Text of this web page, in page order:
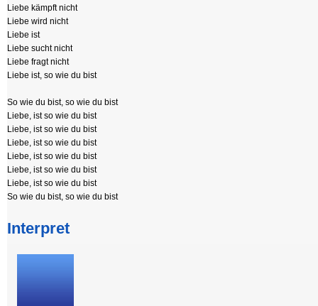
Liebe kämpft nicht
Liebe wird nicht
Liebe ist
Liebe sucht nicht
Liebe fragt nicht
Liebe ist, so wie du bist
So wie du bist, so wie du bist
Liebe, ist so wie du bist
Liebe, ist so wie du bist
Liebe, ist so wie du bist
Liebe, ist so wie du bist
Liebe, ist so wie du bist
Liebe, ist so wie du bist
So wie du bist, so wie du bist
Interpret